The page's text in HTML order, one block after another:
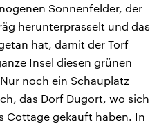
Sonnenfelder, der
herunterprasselt und das
hat, damit der Torf
Insel diesen grünen
noch ein Schauplatz
das Dorf Dugort, wo sich
Cottage gekauft haben. In